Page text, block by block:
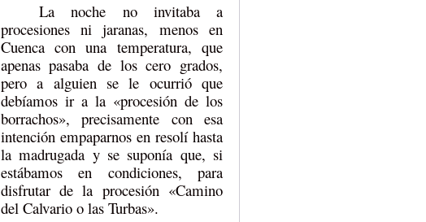
La noche no invitaba a
procesiones ni jaranas, menos en
Cuenca con una temperatura, que
apenas pasaba de los cero grados,
pero a alguien se le ocurrió que
debíamos ir a la «procesión de los
borrachos», precisamente con esa
intención empaparnos en resolí hasta
la madrugada y se suponía que, si
estábamos en condiciones, para
disfrutar de la procesión «Camino
del Calvario o las Turbas».